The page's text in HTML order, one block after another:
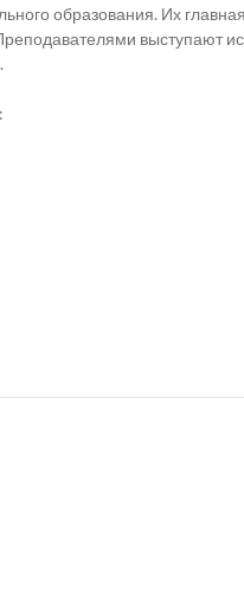
образования. Их
выступают